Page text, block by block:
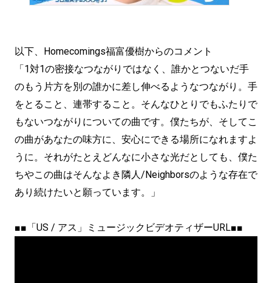
以下、Homecomings福富優樹からのコメント
「1対1の密接なつながりではなく、誰かとつないだ手
のもう片方を別の誰かに差し伸べるようなつながり。手
をとること、連帯すること。そんなひとりでもふたりで
もないつながりについての曲です。僕たちが、そしてこ
の曲があなたの味方に、安心にできる場所になれますよ
うに。それがたとえどんなに小さな光だとしても、僕た
ちやこの曲はそんなよき隣人/Neighborsのような存在で
あり続けたいと願っています。」
■■「US / アス」ミュージックビデオティザーURL■■